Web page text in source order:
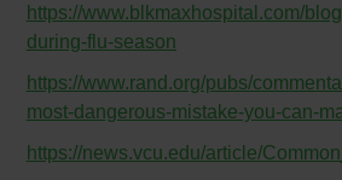
https://www.blkmaxhospital.com/
during-flu-season
https://www.rand.org/pubs/
most-dangerous-mistake-you-can-
https://news.vcu.edu/article/